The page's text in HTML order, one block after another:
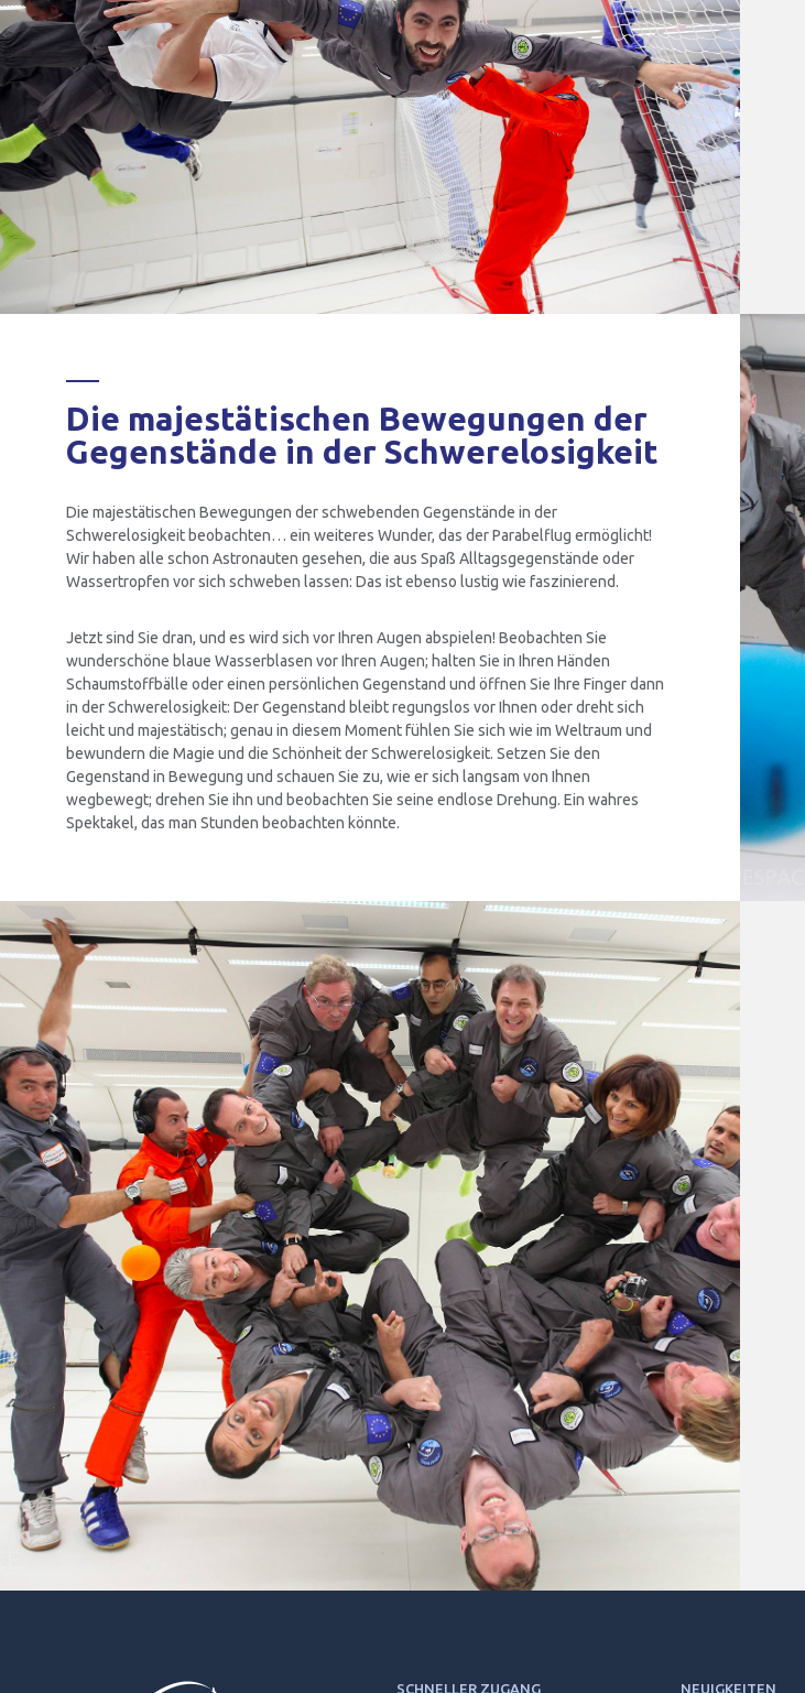
Die majestätischen Bewegungen der
Gegenstände in der Schwerelosigkeit
Die majestätischen Bewegungen der schwebenden Gegenstände in der
Schwerelosigkeit beobachten… ein weiteres Wunder, das der Parabelflug ermöglicht!
Wir haben alle schon Astronauten gesehen, die aus Spaß Alltagsgegenstände oder
Wassertropfen vor sich schweben lassen: Das ist ebenso lustig wie faszinierend.
Jetzt sind Sie dran, und es wird sich vor Ihren Augen abspielen! Beobachten Sie
wunderschöne blaue Wasserblasen vor Ihren Augen; halten Sie in Ihren Händen
Schaumstoffbälle oder einen persönlichen Gegenstand und öffnen Sie Ihre Finger dann
in der Schwerelosigkeit: Der Gegenstand bleibt regungslos vor Ihnen oder dreht sich
leicht und majestätisch; genau in diesem Moment fühlen Sie sich wie im Weltraum und
bewundern die Magie und die Schönheit der Schwerelosigkeit. Setzen Sie den
Gegenstand in Bewegung und schauen Sie zu, wie er sich langsam von Ihnen
wegbewegt; drehen Sie ihn und beobachten Sie seine endlose Drehung. Ein wahres
Spektakel, das man Stunden beobachten könnte.
SCHNELLER ZUGANG NEUIGKEITEN